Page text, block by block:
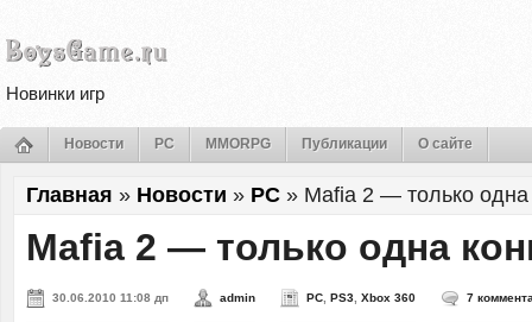
Новинки игр
Новости PC MMORPG Публикации О сайте
Главная » Новости » PC » Mafia 2 — только одна
Mafia 2 — только одна
30.06.2010 11:08 дп admin PC PS3 Xbox 360 7